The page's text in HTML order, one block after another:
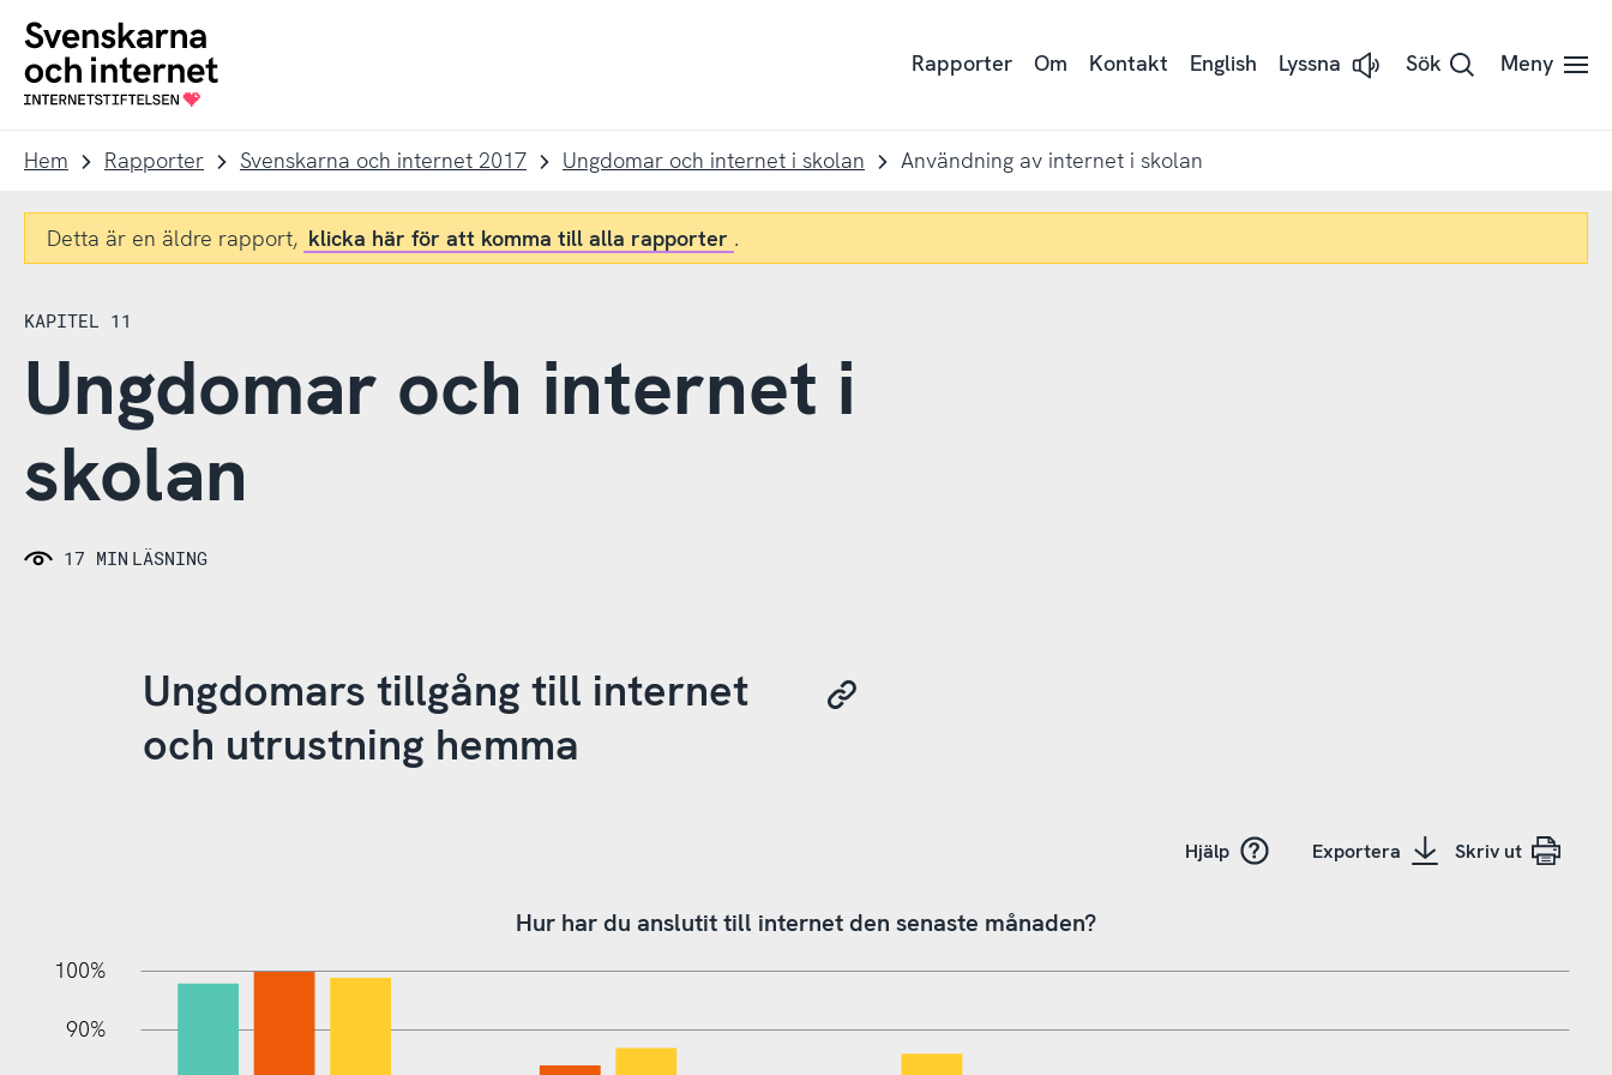
navigation
innehåll
To
startpage
Rapporter Om Kontakt English Lyssna
Lyssna Sök Meny
Hem Rapporter Svenskarna och internet 2017 Ungdomar och internet i skolan Användning av internet i skolan
Detta är en äldre rapport, klicka här för att komma till alla rapporter .
KAPITEL 11
Ungdomar och internet i
skolan
17 MIN LÄSNING
Ungdomars tillgång till internet
och utrustning hemma
Hjälp Exportera Skriv ut
Hur har du anslutit till internet den senaste månaden?
100%
90%